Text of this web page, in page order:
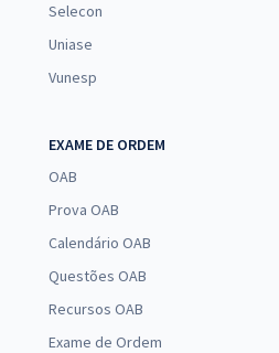
Selecon
Uniase
Vunesp
EXAME DE ORDEM
OAB
Prova OAB
Calendário OAB
Questões OAB
Recursos OAB
Exame de Ordem